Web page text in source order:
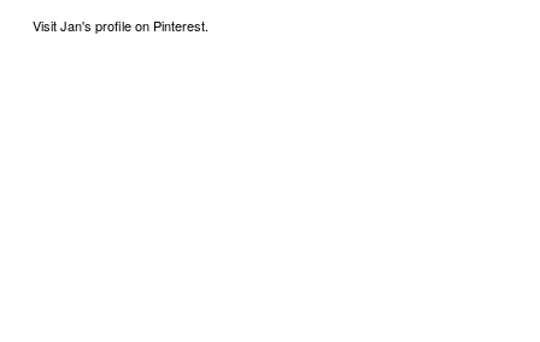
Visit Jan's profile on Pinterest.